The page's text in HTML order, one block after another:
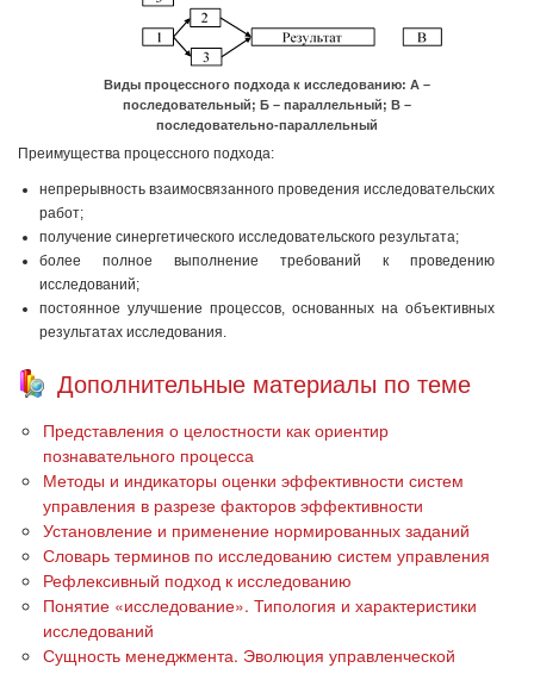
Виды процессного подхода к исследованию: А –
последовательный; Б – параллельный; В –
последовательно-параллельный
Преимущества процессного подхода:
непрерывность взаимосвязанного проведения исследовательских
работ;
получение синергетического исследовательского результата;
более полное выполнение требований к проведению
исследований;
постоянное улучшение процессов, основанных на объективных
результатах исследования.
Дополнительные материалы по теме
Представления о целостности как ориентир
познавательного процесса
Методы и индикаторы оценки эффективности систем
управления в разрезе факторов эффективности
Установление и применение нормированных заданий
Словарь терминов по исследованию систем управления
Рефлексивный подход к исследованию
Понятие «исследование». Типология и характеристики
исследований
Сущность менеджмента. Эволюция управленческой